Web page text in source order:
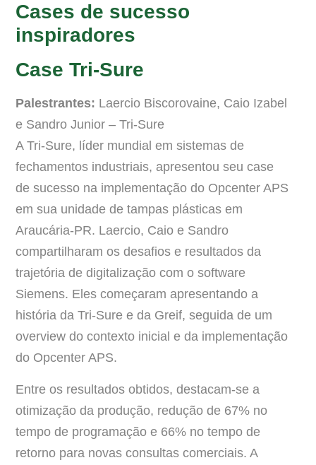
Cases de sucesso
inspiradores
Case Tri-Sure
Palestrantes: Laercio Biscorovaine, Caio Izabel
e Sandro Junior – Tri-Sure
A Tri-Sure, líder mundial em sistemas de
fechamentos industriais, apresentou seu case
de sucesso na implementação do Opcenter APS
em sua unidade de tampas plásticas em
Araucária-PR. Laercio, Caio e Sandro
compartilharam os desafios e resultados da
trajetória de digitalização com o software
Siemens. Eles começaram apresentando a
história da Tri-Sure e da Greif, seguida de um
overview do contexto inicial e da implementação
do Opcenter APS.
Entre os resultados obtidos, destacam-se a
otimização da produção, redução de 67% no
tempo de programação e 66% no tempo de
retorno para novas consultas comerciais. A